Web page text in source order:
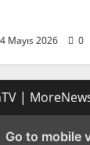
Mayıs 2026 0
|
Go to mobile